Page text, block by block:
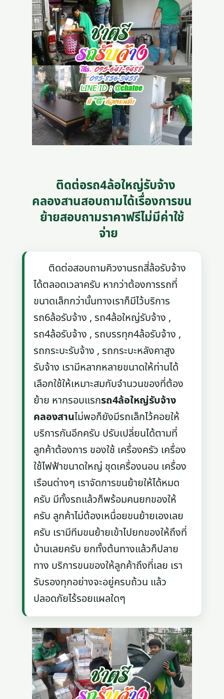
ติดต่อรถ4ล้อใหญ่รับจ้าง
คลองสานสอบถามได้เรื่องการขน
ย้ายสอบถามราคาฟรีไม่มีค่าใช้
จ่าย
ติดต่อสอบถามคิวงานรถสี่ล้อรับจ้าง
ได้ตลอดเวลาครับ หากว่าต้องการรถที่
ขนาดเล็กกว่านั้นทางเราก็มีไว้บริการ
รถ6ล้อรับจ้าง , รถ4ล้อใหญ่รับจ้าง ,
รถ4ล้อรับจ้าง , รถบรรทุก4ล้อรับจ้าง ,
รถกระบะรับจ้าง , รถกระบะหลังคาสูง
รับจ้าง เรามีหลากหลายขนาดให้ท่านได้
เลือกใช้ให้เหมาะสมกับจำนวนของที่ต้อง
ย้าย หากรอบแรกรถ4ล้อใหญ่รับจ้าง
คลองสานไม่พอก็ยังมีรถเล็กไว้คอยให้
บริการกันอีกครับ ปรับเปลี่ยนได้ตามที่
ลูกค้าต้องการ ของใช้ เครื่องครัว เครื่อง
ใช้ไฟฟ้าขนาดใหญ่ ชุดเครื่องนอน เครื่อง
เรือนต่างๆ เราจัดการขนย้ายให้ได้หมด
ครับ มีทั้งรถแล้วก็พร้อมคนยกของให้
ครับ ลูกค้าไม่ต้องเหนื่อยขนย้ายเองเลย
ครับ เรามีทีมขนย้ายเข้าไปยกของให้ถึงที่
บ้านเลยครับ ยกทั้งต้นทางแล้วก็ปลาย
ทาง บริการขนของให้ลูกค้าถึงที่เลย เรา
รับรองทุกอย่างจะอยู่ครบถ้วน แล้ว
ปลอดภัยไร้รอยแผลใดๆ